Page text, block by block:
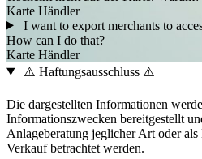
Karte Händler
I want to export merchants to
How can I do that?
Karte Händler
⚠️ Haftungsausschluss ⚠️
Die dargestellten Informationen
Informationszwecken bereitgestellt
Anlageberatung jeglicher Art oder
Verkauf betrachtet werden.